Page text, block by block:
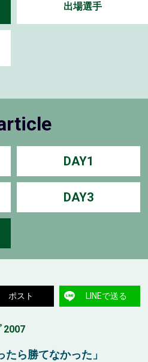
出場選手
DAY1
DAY3
ポスト LINEで送る
2007
たら勝てなかった」